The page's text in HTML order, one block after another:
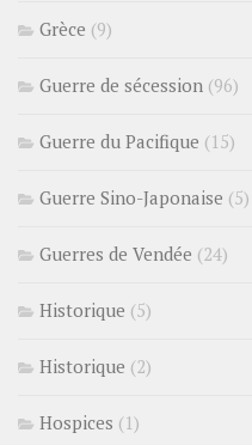
Grèce (9)
Guerre de sécession (96)
Guerre du Pacifique (15)
Guerre Sino-Japonaise (5)
Guerres de Vendée (24)
Historique (5)
Historique (2)
Hospices (1)